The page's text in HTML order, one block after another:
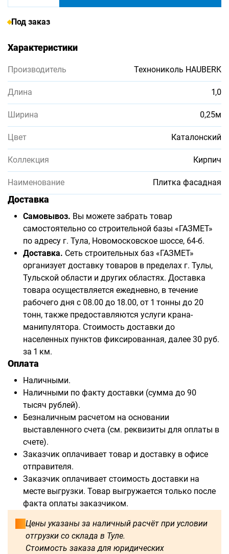
Под заказ
Характеристики
Производитель Технониколь HAUBERK
Длина 1,0
Ширина 0,25м
Цвет Каталонский
Коллекция Кирпич
Наименование Плитка фасадная
Доставка
Самовывоз. Вы можете забрать товар
самостоятельно со строительной базы «ГАЗМЕТ»
по адресу г. Тула, Новомосковское шоссе, 64-б.
Доставка. Сеть строительных баз «ГАЗМЕТ»
организует доставку товаров в пределах г. Тулы,
Тульской области и других областях. Доставка
товара осуществляется ежедневно, в течение
рабочего дня с 08.00 до 18.00, от 1 тонны до 20
тонн, также предоставляются услуги крана-
манипулятора. Стоимость доставки до
населенных пунктов фиксированная, далее 30 руб.
за 1 км.
Оплата
Наличными.
Наличными по факту доставки (сумма до 90
тысяч рублей).
Безналичным расчетом на основании
выставленного счета (см. реквизиты для оплаты в
счете).
Заказчик оплачивает товар и доставку в офисе
отправителя.
Заказчик оплачивает стоимость доставки на
месте выгрузки. Товар выгружается только после
факта оплаты заказчиком.
Цены указаны за наличный расчёт при условии
отгрузки со склада в Туле.
Стоимость заказа для юридических